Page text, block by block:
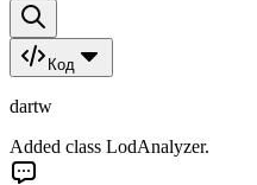
Код
dartw
Added class LodAnalyzer.